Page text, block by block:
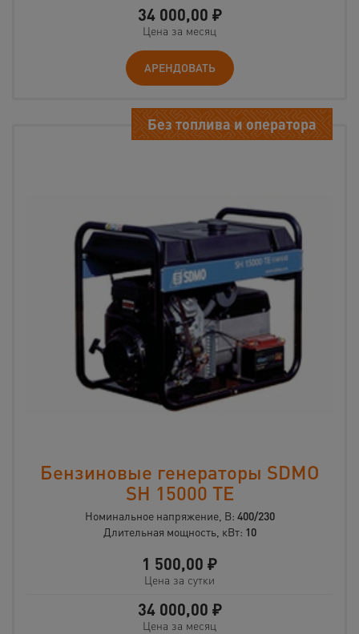
34 000,00 ₽
Цена за месяц
АРЕНДОВАТЬ
Без топлива и оператора
Бензиновые генераторы SDMO
SH 15000 ТЕ
Номинальное напряжение, В: 400/230
Длительная мощность, кВт: 10
1 500,00 ₽
Цена за сутки
34 000,00 ₽
Цена за месяц